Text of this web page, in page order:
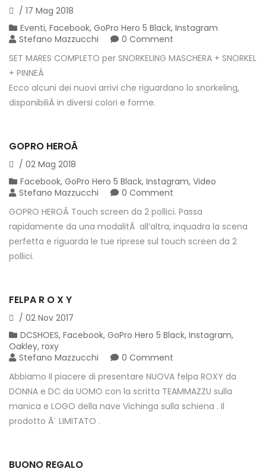
/ 17 Mag 2018
Eventi, Facebook, GoPro Hero 5 Black, Instagram
Stefano Mazzucchi
0 Comment
SET MARES COMPLETO per SNORKELING MASCHERA + SNORKEL
+ PINNEÂ
Ecco alcuni dei nuovi arrivi che riguardano lo snorkeling,
disponibiliÂ in diversi colori e forme.
GOPRO HEROÂ
/ 02 Mag 2018
Facebook, GoPro Hero 5 Black, Instagram, Video
Stefano Mazzucchi
0 Comment
GOPRO HEROÂ Touch screen da 2 pollici. Passa
rapidamente da una modalitÃ all’altra, inquadra la scena
perfetta e riguarda le tue riprese sul touch screen da 2
pollici.
FELPA R O X Y
/ 02 Nov 2017
DCSHOES, Facebook, GoPro Hero 5 Black, Instagram,
Oakley, roxy
Stefano Mazzucchi
0 Comment
Abbiamo Il piacere di presentare NUOVA felpa ROXY da
DONNA e DC da UOMO con la scritta TEAMMAZZU sulla
manica e LOGO della nave Vichinga sulla schiena . Il
prodotto Ã¨ LIMITATO .
BUONO REGALO